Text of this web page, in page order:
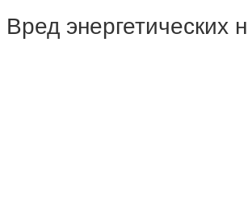
Вред энергетических